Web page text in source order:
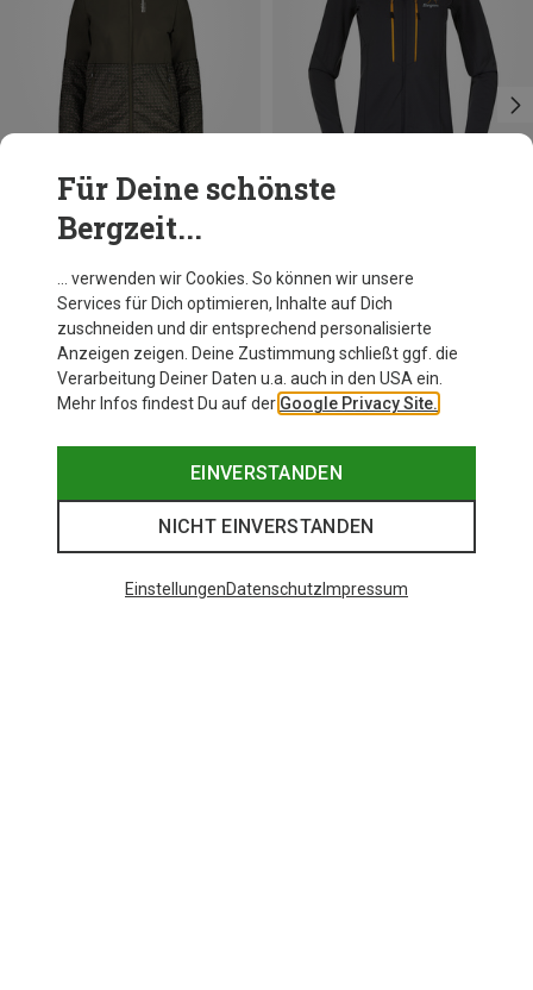
Du sparst 42%
Für Deine schönste
Bergzeit...
… verwenden wir Cookies. So können wir unsere
Services für Dich optimieren, Inhalte auf Dich
zuschneiden und dir entsprechend personalisierte
Anzeigen zeigen. Deine Zustimmung schließt ggf. die
Verarbeitung Deiner Daten u.a. auch in den USA ein.
Mehr Infos findest Du auf der Google Privacy Site.
EINVERSTANDEN
NICHT EINVERSTANDEN
EinstellungenDatenschutz Impressum